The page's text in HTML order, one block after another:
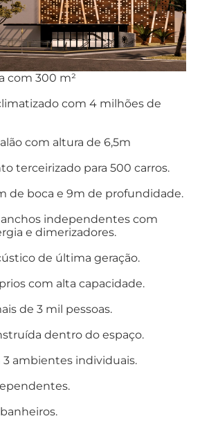
com 300 m²
com 4 milhões de
com altura de 6,5m
terceirizado para 500 carros.
de boca e 9m de profundidade.
independentes com
e dimerizadores.
de última geração.
com alta capacidade.
de 3 mil pessoas.
dentro do espaço.
3 ambientes individuais.